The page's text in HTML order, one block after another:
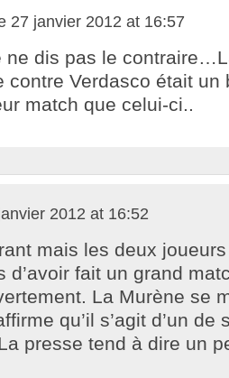
27 janvier 2012 at 16:57
ne dis pas le
contre Verdasco était un
match que celui-ci..
2012 at 16:52
mais les deux
d’avoir fait un grand
La Murène se
qu’il s’agit d’un de
presse tend à dire un